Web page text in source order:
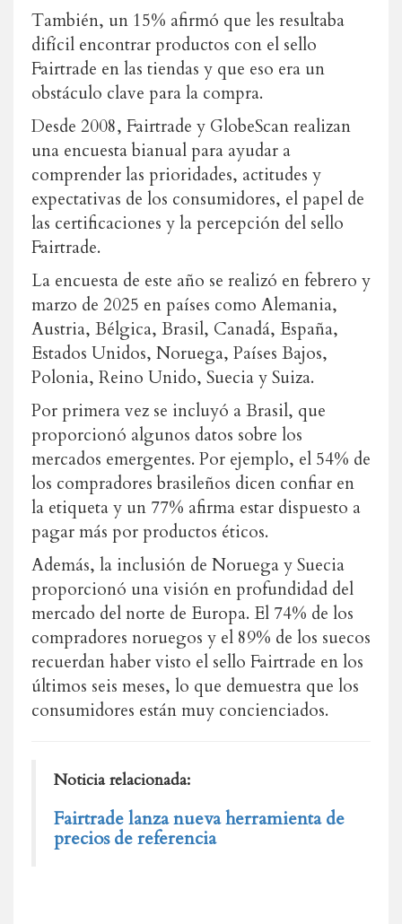
También, un 15% afirmó que les resultaba
difícil encontrar productos con el sello
Fairtrade en las tiendas y que eso era un
obstáculo clave para la compra.
Desde 2008, Fairtrade y GlobeScan realizan
una encuesta bianual para ayudar a
comprender las prioridades, actitudes y
expectativas de los consumidores, el papel de
las certificaciones y la percepción del sello
Fairtrade.
La encuesta de este año se realizó en febrero y
marzo de 2025 en países como Alemania,
Austria, Bélgica, Brasil, Canadá, España,
Estados Unidos, Noruega, Países Bajos,
Polonia, Reino Unido, Suecia y Suiza.
Por primera vez se incluyó a Brasil, que
proporcionó algunos datos sobre los
mercados emergentes. Por ejemplo, el 54% de
los compradores brasileños dicen confiar en
la etiqueta y un 77% afirma estar dispuesto a
pagar más por productos éticos.
Además, la inclusión de Noruega y Suecia
proporcionó una visión en profundidad del
mercado del norte de Europa. El 74% de los
compradores noruegos y el 89% de los suecos
recuerdan haber visto el sello Fairtrade en los
últimos seis meses, lo que demuestra que los
consumidores están muy concienciados.
Noticia relacionada:
Fairtrade lanza nueva herramienta de
precios de referencia